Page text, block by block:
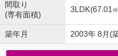
間取り
(専有面積)
3LDK(67.01
築年月 2003年 8月(